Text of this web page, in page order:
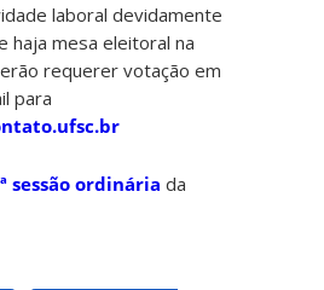
laboral devidamente
haja mesa eleitoral na
requerer votação em
para
sessão ordinária da